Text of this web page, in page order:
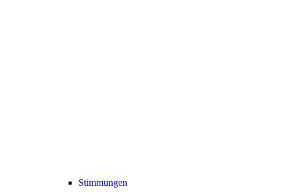
Stimmungen